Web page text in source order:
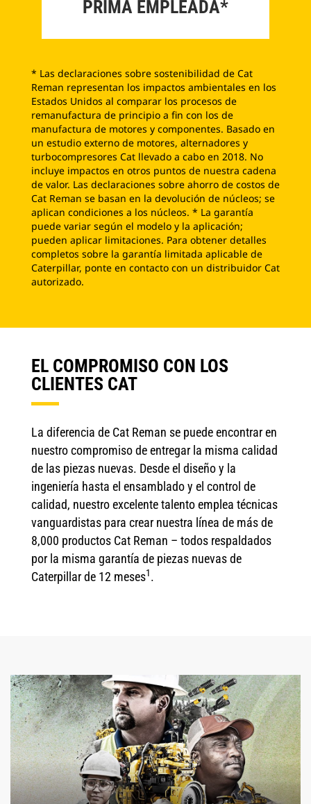
PRIMA EMPLEADA*
* Las declaraciones sobre sostenibilidad de Cat
Reman representan los impactos ambientales en los
Estados Unidos al comparar los procesos de
remanufactura de principio a fin con los de
manufactura de motores y componentes. Basado en
un estudio externo de motores, alternadores y
turbocompresores Cat llevado a cabo en 2018. No
incluye impactos en otros puntos de nuestra cadena
de valor. Las declaraciones sobre ahorro de costos de
Cat Reman se basan en la devolución de núcleos; se
aplican condiciones a los núcleos. * La garantía
puede variar según el modelo y la aplicación;
pueden aplicar limitaciones. Para obtener detalles
completos sobre la garantía limitada aplicable de
Caterpillar, ponte en contacto con un distribuidor Cat
autorizado.
EL COMPROMISO CON LOS
CLIENTES CAT
La diferencia de Cat Reman se puede encontrar en
nuestro compromiso de entregar la misma calidad
de las piezas nuevas. Desde el diseño y la
ingeniería hasta el ensamblado y el control de
calidad, nuestro excelente talento emplea técnicas
vanguardistas para crear nuestra línea de más de
8,000 productos Cat Reman – todos respaldados
por la misma garantía de piezas nuevas de
Caterpillar de 12 meses1.